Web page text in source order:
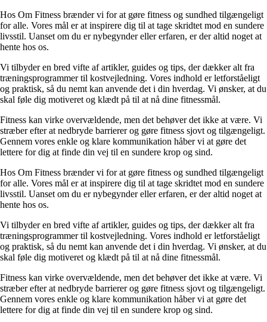
Hos Om Fitness brænder vi for at gøre fitness og sundhed tilgængeligt
for alle. Vores mål er at inspirere dig til at tage skridtet mod en sundere
livsstil. Uanset om du er nybegynder eller erfaren, er der altid noget at
hente hos os.
Vi tilbyder en bred vifte af artikler, guides og tips, der dækker alt fra
træningsprogrammer til kostvejledning. Vores indhold er letforståeligt
og praktisk, så du nemt kan anvende det i din hverdag. Vi ønsker, at du
skal føle dig motiveret og klædt på til at nå dine fitnessmål.
Fitness kan virke overvældende, men det behøver det ikke at være. Vi
stræber efter at nedbryde barrierer og gøre fitness sjovt og tilgængeligt.
Gennem vores enkle og klare kommunikation håber vi at gøre det
lettere for dig at finde din vej til en sundere krop og sind.
Hos Om Fitness brænder vi for at gøre fitness og sundhed tilgængeligt
for alle. Vores mål er at inspirere dig til at tage skridtet mod en sundere
livsstil. Uanset om du er nybegynder eller erfaren, er der altid noget at
hente hos os.
Vi tilbyder en bred vifte af artikler, guides og tips, der dækker alt fra
træningsprogrammer til kostvejledning. Vores indhold er letforståeligt
og praktisk, så du nemt kan anvende det i din hverdag. Vi ønsker, at du
skal føle dig motiveret og klædt på til at nå dine fitnessmål.
Fitness kan virke overvældende, men det behøver det ikke at være. Vi
stræber efter at nedbryde barrierer og gøre fitness sjovt og tilgængeligt.
Gennem vores enkle og klare kommunikation håber vi at gøre det
lettere for dig at finde din vej til en sundere krop og sind.